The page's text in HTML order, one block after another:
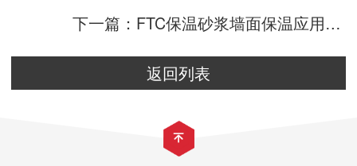
下一篇：FTC保温砂浆墙面保温应用案例
返回列表